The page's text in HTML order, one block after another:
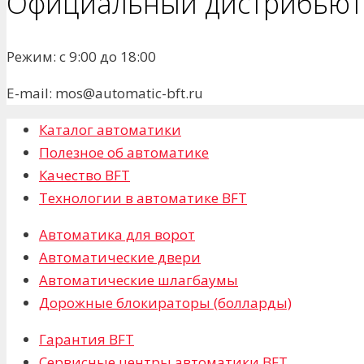
Режим: с 9:00 до 18:00
E-mail: mos@automatic-bft.ru
Каталог автоматики
Полезное об автоматике
Качество BFT
Технологии в автоматике BFT
Автоматика для ворот
Автоматические двери
Автоматические шлагбаумы
Дорожные блокираторы (болларды)
Гарантия BFT